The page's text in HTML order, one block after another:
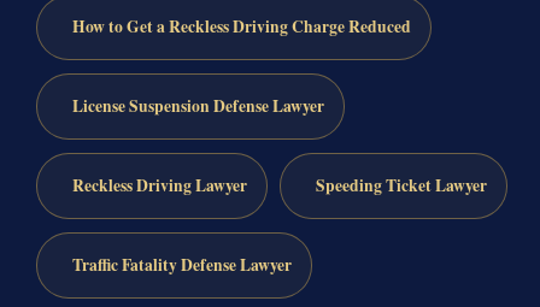
How to Get a Reckless Driving Charge Reduced
License Suspension Defense Lawyer
Reckless Driving Lawyer Speeding Ticket Lawyer
Traffic Fatality Defense Lawyer